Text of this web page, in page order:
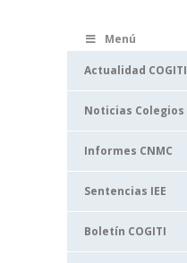
Menú
Actualidad COGITI
Noticias Colegios
Informes CNMC
Sentencias IEE
Boletín COGITI